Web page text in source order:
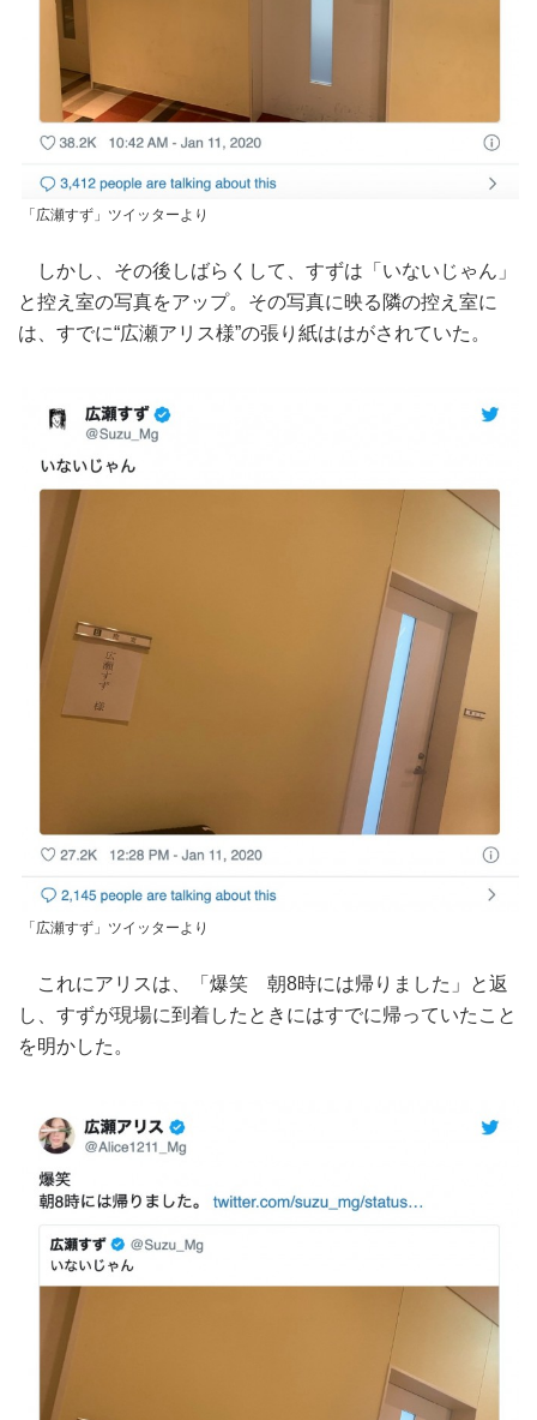
「広瀬すず」ツイッターより
しかし、その後しばらくして、すずは「いないじゃん」
と控え室の写真をアップ。その写真に映る隣の控え室に
は、すでに“広瀬アリス様”の張り紙ははがされていた。
「広瀬すず」ツイッターより
これにアリスは、「爆笑 朝8時には帰りました」と返
し、すずが現場に到着したときにはすでに帰っていたこと
を明かした。